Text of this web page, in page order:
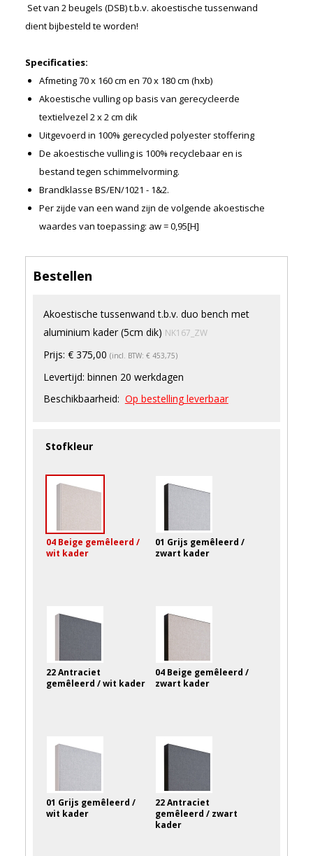
Algemene voorwaarden
Privacyverklaring
Set van 2 beugels (DSB) t.b.v. akoestische tussenwand
dient bijbesteld te worden!
Specificaties:
Afmeting 70 x 160 cm en 70 x 180 cm (hxb)
Akoestische vulling op basis van gerecycleerde
textielvezel 2 x 2 cm dik
Uitgevoerd in 100% gerecycled polyester stoffering
De akoestische vulling is 100% recyclebaar en is
bestand tegen schimmelvorming.
Brandklasse BS/EN/1021 - 1&2.
Per zijde van een wand zijn de volgende akoestische
waardes van toepassing: aw = 0,95[H]
Bestellen
Akoestische tussenwand t.b.v. duo bench met
aluminium kader (5cm dik) NK167_ZW
Prijs: € 375,00 (incl. BTW: € 453,75)
Levertijd: binnen 20 werkdagen
Beschikbaarheid: Op bestelling leverbaar
Stofkleur
04 Beige gemêleerd /
wit kader
01 Grijs gemêleerd /
zwart kader
22 Antraciet
gemêleerd / wit kader
04 Beige gemêleerd /
zwart kader
01 Grijs gemêleerd /
wit kader
22 Antraciet
gemêleerd / zwart
kader